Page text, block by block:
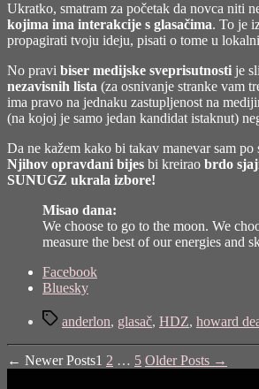
Ukratko, smatram za početak da novca niti
kojima ima interakcije s glasačima. To je
propagirati tvoju ideju, pisati o tome u
No pravi biser medijske sveprisutnosti je
nezavisnih lista (za osnivanje stranke vam
ima pravo na jednaku zastupljenost na
(na kojoj je samo jedan kandidat istaknut)
Da ne kažem kako bi takav manevar sam
Njihov opravdani bijes bi kreirao brdo
SUNUGZ ukrala izbore!
Misao dana:
We choose to go to the moon. We
measure the best of our energies and
Share
"Politička
Facebook
Bluesky
Tagsanderlon, glasač, HDZ, howard
Posts
← NewerPosts1 2 … 5 OlderPosts →